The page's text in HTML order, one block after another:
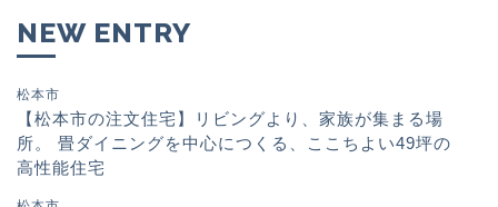
NEW ENTRY
松本市
【松本市の注文住宅】リビングより、家族が集まる場
所。 畳ダイニングを中心につくる、ここちよい49坪の
高性能住宅